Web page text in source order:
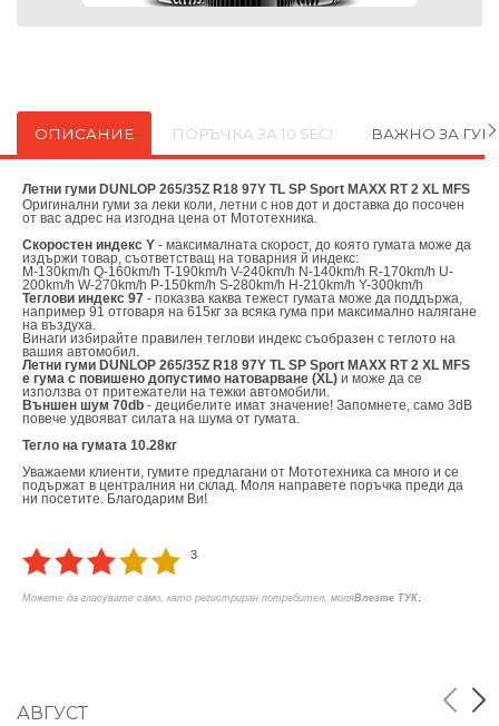
ОПИСАНИЕ ПОРЪЧКА ЗА 10 SEC! ВАЖНО ЗА
Летни гуми DUNLOP 265/35Z R18 97Y TL SP Sport MAXX RT 2 XL MFS
Оригинални гуми за леки коли, летни с нов дот и доставка до посочен
от вас адрес на изгодна цена от Мототехника.
Скоростен индекс Y - максималната скорост, до която гумата може да
издържи товар, съответстващ на товарния й индекс:
M-130km/h Q-160km/h T-190km/h V-240km/h N-140km/h R-170km/h U-
200km/h W-270km/h P-150km/h S-280km/h H-210km/h Y-300km/h
Теглови индекс 97 - показва каква тежест гумата може да поддържа,
например 91 отговаря на 615кг за всяка гума при максимално налягане
на въздуха.
Винаги избирайте правилен теглови индекс съобразен с теглото на
вашия автомобил.
Летни гуми DUNLOP 265/35Z R18 97Y TL SP Sport MAXX RT 2 XL MFS
е гума с повишено допустимо натоварване (XL) и може да се
използва от притежатели на тежки автомобили.
Външен шум 70db - децибелите имат значение! Запомнете, само 3dB
повече удвояват силата на шума от гумата.
Тегло на гумата 10.28кг
Уважаеми клиенти, гумите предлагани от Мототехника са много и се
подържат в централния ни склад. Моля направете поръчка преди да
ни посетите. Благодарим Ви!
3
Можете да гласувате само, като регистриран потребител, моляВлезте ТУК
АВГУСТ